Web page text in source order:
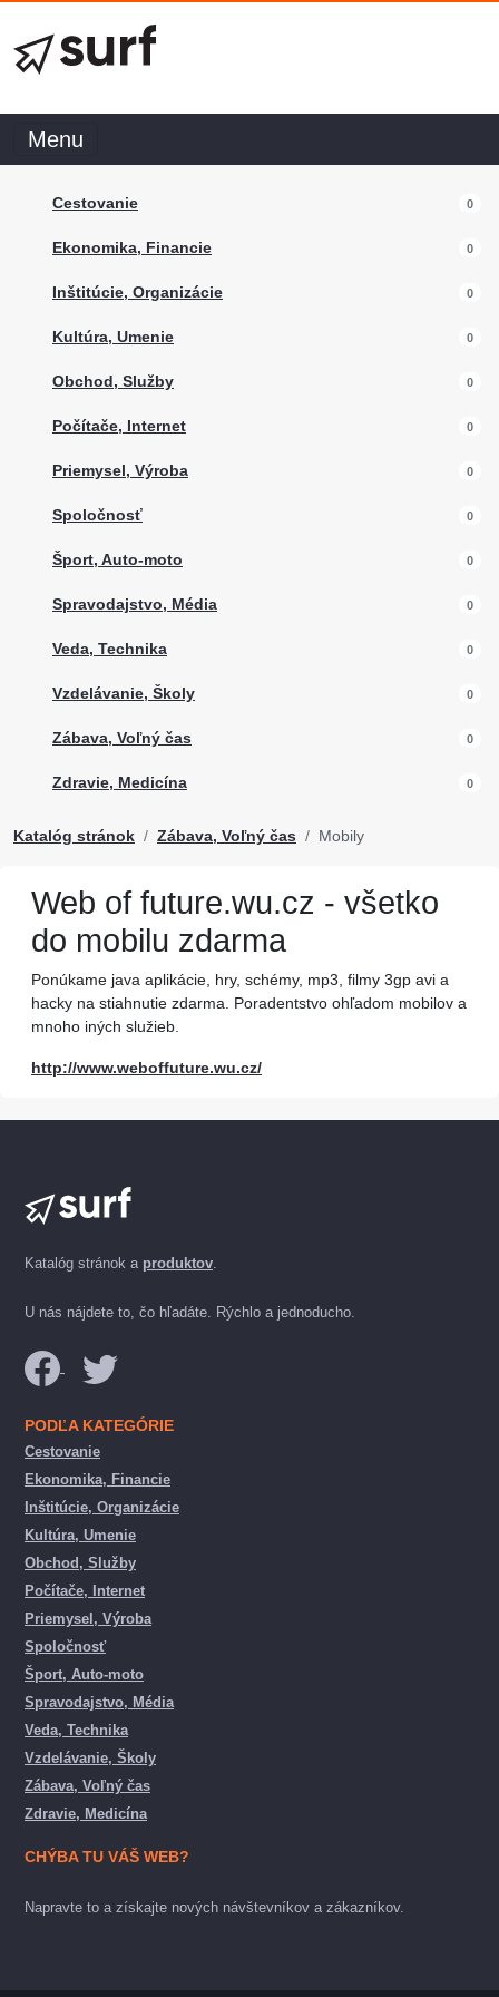
Menu
Cestovanie 0
Ekonomika, Financie 0
Inštitúcie, Organizácie 0
Kultúra, Umenie 0
Obchod, Služby 0
Počítače, Internet 0
Priemysel, Výroba 0
Spoločnosť 0
Šport, Auto-moto 0
Spravodajstvo, Média 0
Veda, Technika 0
Vzdelávanie, Školy 0
Zábava, Voľný čas 0
Zdravie, Medicína 0
Katalóg stránok Zábava, Voľný čas Mobily
Web of future.wu.cz - všetko
do mobilu zdarma
Ponúkame java aplikácie, hry, schémy, mp3, filmy 3gp avi a
hacky na stiahnutie zdarma. Poradentstvo ohľadom mobilov a
mnoho iných služieb.
http://www.weboffuture.wu.cz/
Katalóg stránok a produktov.
U nás nájdete to, čo hľadáte. Rýchlo a jednoducho.
PODĽA KATEGÓRIE
Cestovanie
Ekonomika, Financie
Inštitúcie, Organizácie
Kultúra, Umenie
Obchod, Služby
Počítače, Internet
Priemysel, Výroba
Spoločnosť
Šport, Auto-moto
Spravodajstvo, Média
Veda, Technika
Vzdelávanie, Školy
Zábava, Voľný čas
Zdravie, Medicína
CHÝBA TU VÁŠ WEB?
Napravte to a získajte nových návštevníkov a zákazníkov.